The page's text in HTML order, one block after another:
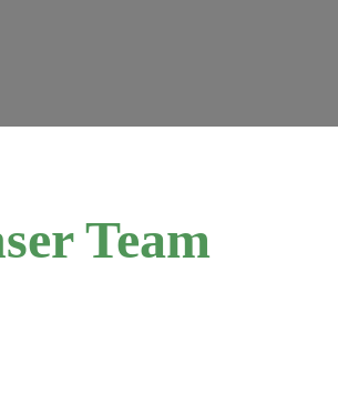
Team